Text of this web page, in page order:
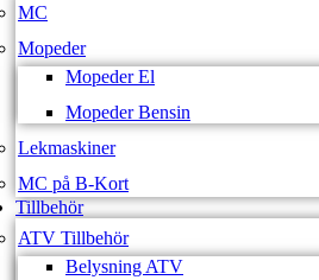
MC
Mopeder
Mopeder El
Mopeder Bensin
Lekmaskiner
MC på B-Kort
Tillbehör
ATV Tillbehör
Belysning ATV